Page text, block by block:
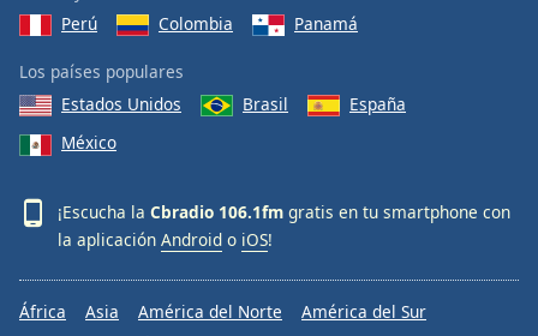
Perú
Colombia Panamá
Los países populares
Estados Unidos
Brasil
España
México
¡Escucha la Cbradio 106.1fm gratis en tu smartphone con
la aplicación Android o iOS!
África Asia América del Norte
América del Sur